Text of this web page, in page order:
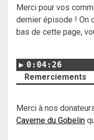
Merci pour vos
dernier épisode ! On
bas de cette page,
0:04:26
Remerciements
Merci à nos
Caverne du Gobelin